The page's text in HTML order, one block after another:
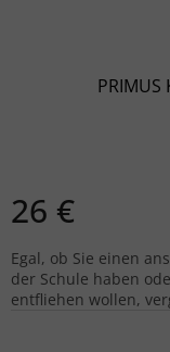
PRIMUS
26 €
Egal, ob Sie einen
der Schule haben
entfliehen wollen,